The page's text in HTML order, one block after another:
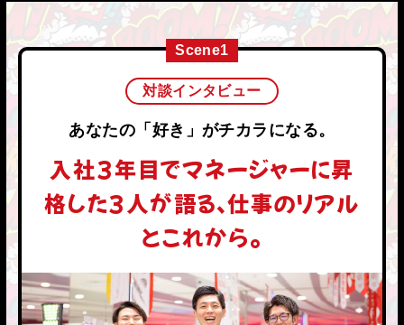
対談インタビュー
あなたの「好き」がチカラになる。
入社3年目でマネージャーに昇
格した3人が語る、仕事のリアル
とこれから。
Scene1